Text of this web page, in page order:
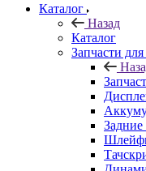
Каталог
Назад
Каталог
Запчасти